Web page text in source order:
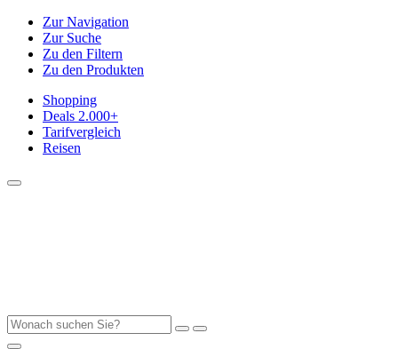
Zur Navigation
Zur Suche
Zu den Filtern
Zu den Produkten
Shopping
Deals 2.000+
Tarifvergleich
Reisen